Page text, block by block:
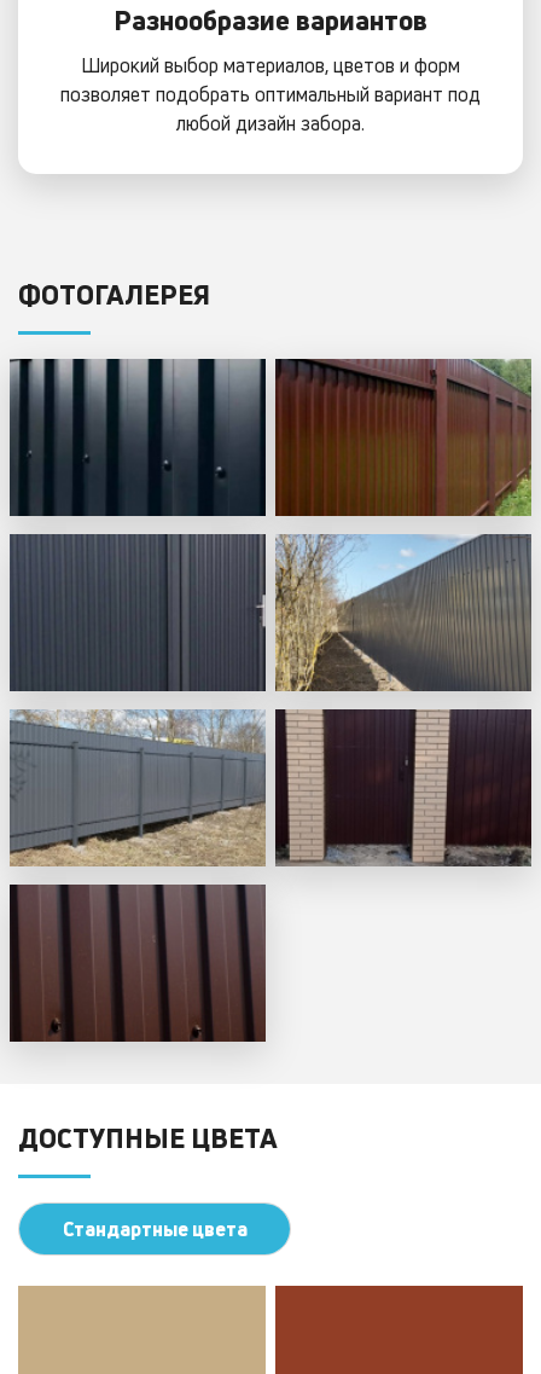
Разнообразие вариантов
Широкий выбор материалов, цветов и форм
позволяет подобрать оптимальный вариант под
любой дизайн забора.
ФОТОГАЛЕРЕЯ
ДОСТУПНЫЕ ЦВЕТА
Стандартные цвета